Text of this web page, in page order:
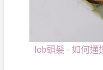
lob頭髮 - 如何